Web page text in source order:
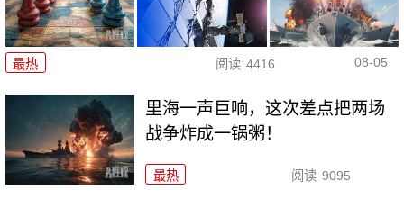
最热 阅读 4416 08-05
里海一声巨响，这次差点把两场
战争炸成一锅粥！
最热 阅读 9095